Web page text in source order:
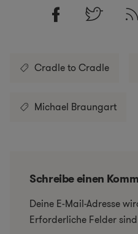
Cradle to Cradle
Michael Braungart
Schreibe einen
Deine E-Mail-Adresse
Erforderliche Felder